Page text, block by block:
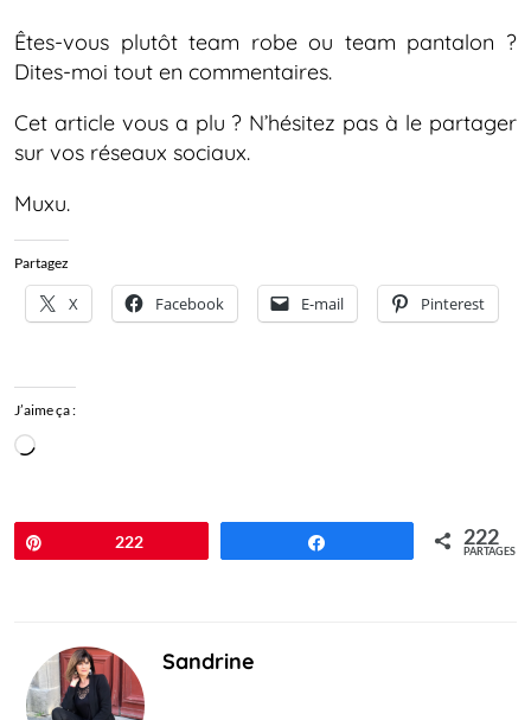
Êtes-vous plutôt team robe ou team pantalon ?
Dites-moi tout en commentaires.
Cet article vous a plu ? N’hésitez pas à le partager
sur vos réseaux sociaux.
Muxu.
Partagez
X Facebook E-mail Pinterest
J’aime ça :
Chargement…
222 222
PARTAGES
Sandrine